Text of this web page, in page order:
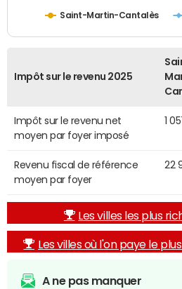
Saint-Martin-Cantalès
Impôt sur le revenu 2025
Impôt sur le revenu net
moyen par foyer imposé
1
Revenu fiscal de référence
moyen par foyer
22
Les villes les plus
Les villes où l'on paye le
A ne pas manquer